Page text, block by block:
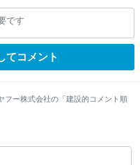
です
てコメント
フー株式会社の「建設的コメント順